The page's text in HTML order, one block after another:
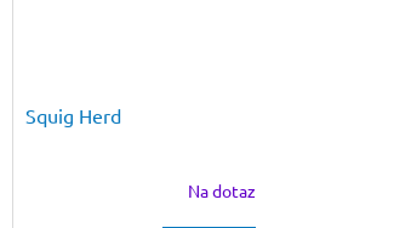
Squig Herd
Na dotaz